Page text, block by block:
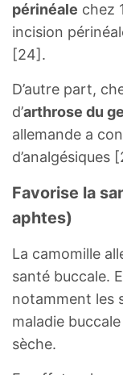
périnéale chez
incision
[24].
D’autre part,
d’arthrose du
allemande a
d’analgésiques
Favorise la
aphtes)
La camomille
santé buccale.
notamment les
maladie
sèche.